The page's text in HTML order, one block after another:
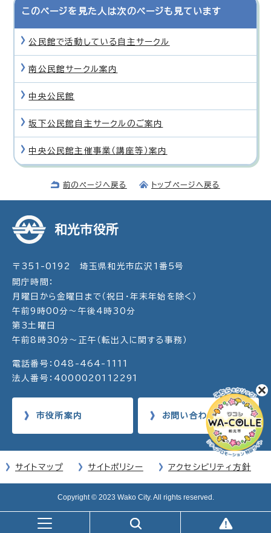
このページを見た人は次のページも見ています
公民館で活動している自主サークル
南公民館サークル案内
中央公民館
坂下公民館自主サークルのご案内
中央公民館主催事業（講座等）案内
前のページへ戻る トップページへ戻る
和光市役所
〒351-0192 埼玉県和光市広沢1番5号
開庁時間：
月曜日から金曜日まで（祝日・年末年始を除く）
午前9時00分～午後4時30分
第3土曜日
午前8時30分～正午（転出入に関する事務）
電話番号：048-464-1111
法人番号：4000020112291
市役所案内 お問い合わせ
サイトマップ サイトポリシー アクセシビリティ方針
Copyright © 2023 Wako City. All rights reserved.